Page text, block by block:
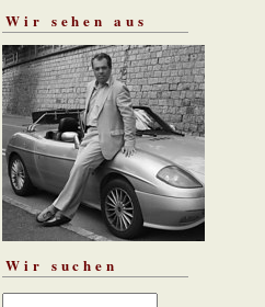
Wir sehen aus
Wir suchen